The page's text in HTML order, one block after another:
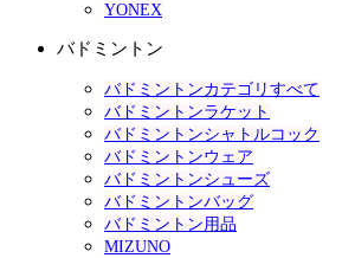
YONEX
バドミントン
バドミントンカテゴリすべて
バドミントンラケット
バドミントンシャトルコック
バドミントンウェア
バドミントンシューズ
バドミントンバッグ
バドミントン用品
MIZUNO